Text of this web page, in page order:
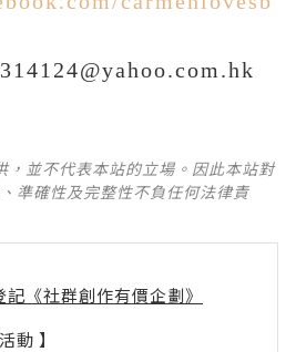
，並不代表本站的立場。因此本站對
準確性及完整性不負任何法律責
記《社群創作有價企劃》
動 】